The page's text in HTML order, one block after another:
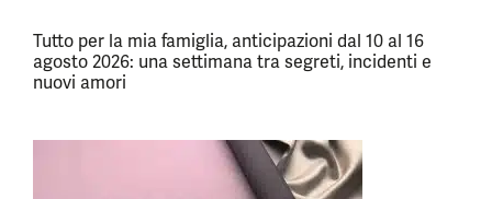
Tutto per la mia famiglia, anticipazioni dal 10 al 16
agosto 2026: una settimana tra segreti, incidenti e
nuovi amori